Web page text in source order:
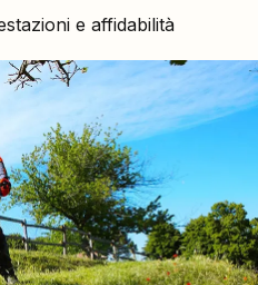
e affidabilità